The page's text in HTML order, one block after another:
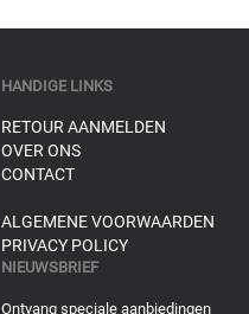
HANDIGE LINKS
RETOUR AANMELDEN
OVER ONS
CONTACT
ALGEMENE VOORWAARDEN
PRIVACY POLICY
NIEUWSBRIEF
Ontvang speciale aanbiedingen